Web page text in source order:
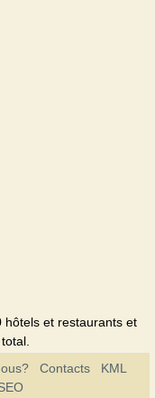
hôtels et restaurants et
Contacts
KML